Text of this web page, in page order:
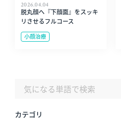
2026.04.04
脱丸顔へ『下顔面』をスッキ
リさせるフルコース
小顔治療
カテゴリ